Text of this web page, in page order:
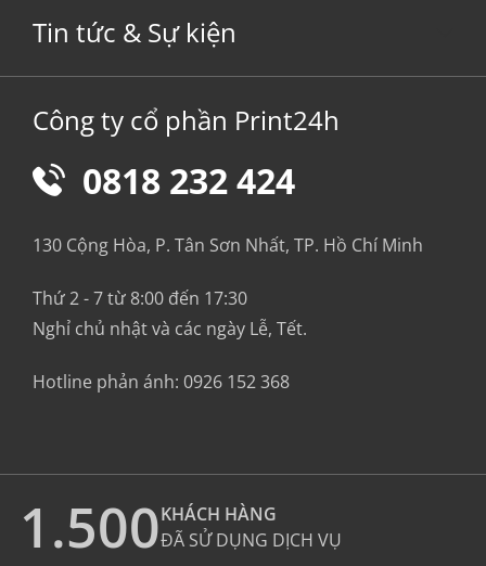
Tin tức & Sự kiện
Công ty cổ phần Print24h
0818 232 424
130 Cộng Hòa, P. Tân Sơn Nhất, TP. Hồ Chí Minh
Thứ 2 - 7 từ 8:00 đến 17:30
Nghỉ chủ nhật và các ngày Lễ, Tết.
Hotline phản ánh: 0926 152 368
1.500KHÁCH HÀNG
ĐÃ SỬ DỤNG DỊCH VỤ